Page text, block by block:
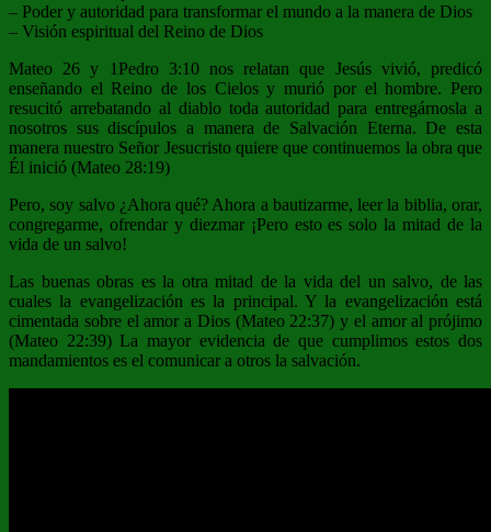
– Poder y autoridad para transformar el mundo a la manera de Dios
– Visión espiritual del Reino de Dios
Mateo 26 y 1Pedro 3:10 nos relatan que Jesús vivió, predicó
enseñando el Reino de los Cielos y murió por el hombre. Pero
resucitó arrebatando al diablo toda autoridad para entregárnosla a
nosotros sus discípulos a manera de Salvación Eterna. De esta
manera nuestro Señor Jesucristo quiere que continuemos la obra que
Él inició (Mateo 28:19)
Pero, soy salvo ¿Ahora qué? Ahora a bautizarme, leer la biblia, orar,
congregarme, ofrendar y diezmar ¡Pero esto es solo la mitad de la
vida de un salvo!
Las buenas obras es la otra mitad de la vida del un salvo, de las
cuales la evangelización es la principal. Y la evangelización está
cimentada sobre el amor a Dios (Mateo 22:37) y el amor al prójimo
(Mateo 22:39) La mayor evidencia de que cumplimos estos dos
mandamientos es el comunicar a otros la salvación.